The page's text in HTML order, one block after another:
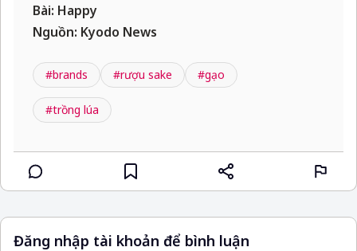
Bài: Happy
Nguồn: Kyodo News
#brands #rượu sake #gạo
#trồng lúa
Đăng nhập tài khoản để bình luận